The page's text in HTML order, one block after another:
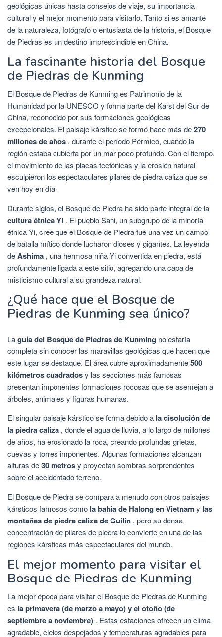
geológicas únicas hasta consejos de viaje, su importancia
cultural y el mejor momento para visitarlo. Tanto si es amante
de la naturaleza, fotógrafo o entusiasta de la historia, el Bosque
de Piedras es un destino imprescindible en China.
La fascinante historia del Bosque
de Piedras de Kunming
El Bosque de Piedras de Kunming es Patrimonio de la
Humanidad por la UNESCO y forma parte del Karst del Sur de
China, reconocido por sus formaciones geológicas
excepcionales. El paisaje kárstico se formó hace más de270
millones de años , durante el período Pérmico, cuando la
región estaba cubierta por un mar poco profundo. Con el tiempo,
el movimiento de las placas tectónicas y la erosión natural
esculpieron los espectaculares pilares de piedra caliza que se
ven hoy en día.
Durante siglos, el Bosque de Piedra ha sido parte integral de la
cultura étnica Yi . El pueblo Sani, un subgrupo de la minoría
étnica Yi, cree que el Bosque de Piedra fue una vez un campo
de batalla mítico donde lucharon dioses y gigantes. La leyenda
deAshima , una hermosa niña Yi convertida en piedra, está
profundamente ligada a este sitio, agregando una capa de
misticismo cultural a su grandeza natural.
¿Qué hace que el Bosque de
Piedras de Kunming sea único?
Laguía del Bosque de Piedras de Kunming no estaría
completa sin conocer las maravillas geológicas que hacen que
este lugar se destaque. El área cubre aproximadamente500
kilómetros cuadradosy las secciones más famosas
presentan imponentes formaciones rocosas que se asemejan a
árboles, animales y figuras humanas.
El singular paisaje kárstico se forma debido a la disolución de
la piedra caliza , donde el agua de lluvia, a lo largo de millones
de años, ha erosionado la roca, creando profundas grietas,
cuevas y torres imponentes. Algunas formaciones alcanzan
alturas de30 metrosy proyectan sombras sorprendentes
sobre el accidentado terreno.
El Bosque de Piedra se compara a menudo con otros paisajes
kársticos famosos como la bahía de Halong en Vietnamy las
montañas de piedra caliza de Guilin , pero su densa
concentración de pilares de piedra lo convierte en una de las
regiones kársticas más espectaculares del mundo.
El mejor momento para visitar el
Bosque de Piedras de Kunming
La mejor época para visitar el Bosque de Piedras de Kunming
es la primavera (de marzo a mayo) y el otoño (de
septiembre a noviembre) . Estas estaciones ofrecen un clima
agradable, cielos despejados y temperaturas agradables para